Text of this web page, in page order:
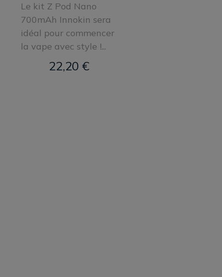
Le kit Z Pod Nano
700mAh Innokin sera
idéal pour commencer
la vape avec style !...
22,20 €